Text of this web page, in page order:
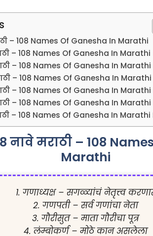
– 108 Names Of Ganesha In Marathi
– 108 Names Of Ganesha In Marathi
– 108 Names Of Ganesha In Marathi
– 108 Names Of Ganesha In Marathi
– 108 Names Of Ganesha In Marathi
– 108 Names Of Ganesha In Marathi
– 108 Names Of Ganesha In Marathi
नावे मराठी – 108
Marathi
1. गणाध्यक्ष – सगळ्यांचं नेतृत्त्व
2. गणपती – सर्व गणांचा नेता
3. गौरीसुत – माता गौरीचा पूत्र
4. लंम्बोकर्ण – मोठे कान असलेला